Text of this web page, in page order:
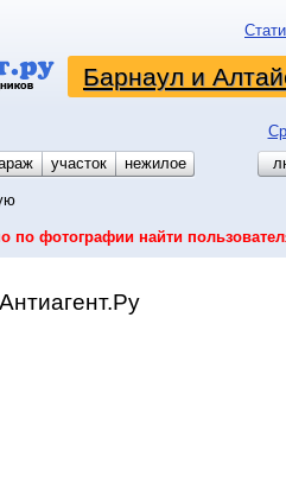
Барнаул и
участок
нежилое
по фотографии найти